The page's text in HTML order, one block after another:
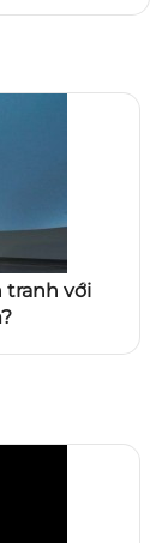
tranh với